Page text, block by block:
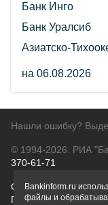
Банк Инго
Банк Уралсиб
Азиатско-
на 06.08.2026
Нашли ошибку?
© 1994-2026. РИА
370-61-71
О проектеПолитика
Правовая
Bankinform.ru
файлы и